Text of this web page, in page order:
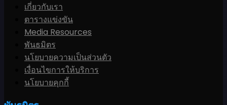
เกี่ยวกับเรา
ตารางแข่งขัน
Media Resources
พันธมิตร
นโยบายความเป็นส่วนตัว
เงื่อนไขการให้บริการ
นโยบายคุกกี้